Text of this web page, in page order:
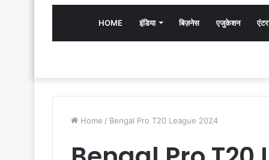
HOME इंडिया बिज़नेस एजुकेशन
Home / Bengal Pro T20 League 2024